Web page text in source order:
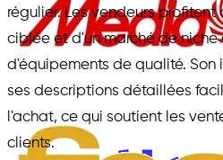
régulier. Les vendeurs
ciblée et d'un marché de niche
d'équipements de qualité. Son
ses descriptions détaillées
l'achat, ce qui soutient les
clients.